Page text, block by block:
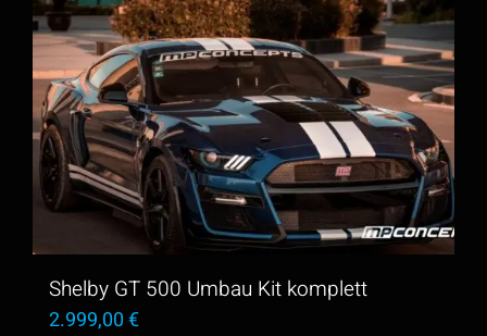
Shelby GT 500 Umbau Kit komplett
2.999,00€